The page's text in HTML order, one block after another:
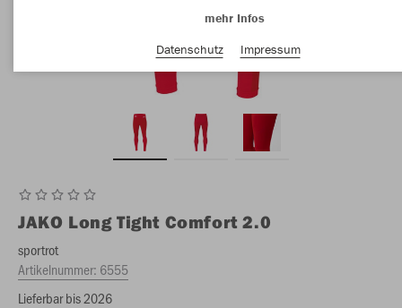
JAKO Long Tight Comfort 2.0
sportrot
Artikelnummer: 6555
Lieferbar bis 2026
mehr Infos
Datenschutz
Impressum